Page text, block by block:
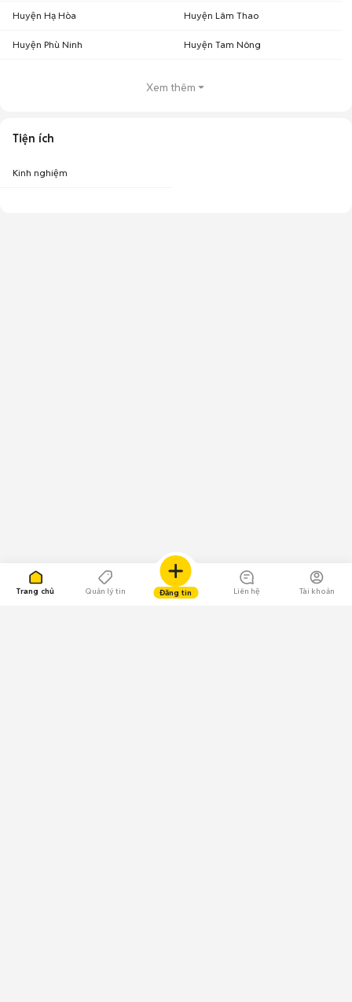
Trang chủ Quản lý tin Đăng tin Liên hệ Tài khoản
Huyện Hạ Hòa Huyện Lâm Thao
Huyện Phù Ninh Huyện Tam Nông
Xem thêm
Tiện ích
Kinh nghiệm